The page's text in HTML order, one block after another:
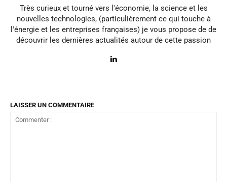
Très curieux et tourné vers l'économie, la science et les
nouvelles technologies, (particulièrement ce qui touche à
l'énergie et les entreprises françaises) je vous propose de de
découvrir les dernières actualités autour de cette passion
LAISSER UN COMMENTAIRE